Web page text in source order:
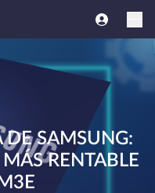
DE SAMSUNG:
RENTABLE